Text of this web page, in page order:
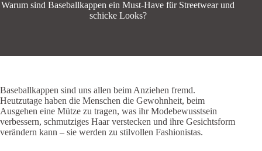
Warum sind Baseballkappen ein Must-Have für Streetwear und
schicke Looks?
Baseballkappen sind uns allen beim Anziehen fremd.
Heutzutage haben die Menschen die Gewohnheit, beim
Ausgehen eine Mütze zu tragen, was ihr Modebewusstsein
verbessern, schmutziges Haar verstecken und ihre Gesichtsform
verändern kann – sie werden zu stilvollen Fashionistas.